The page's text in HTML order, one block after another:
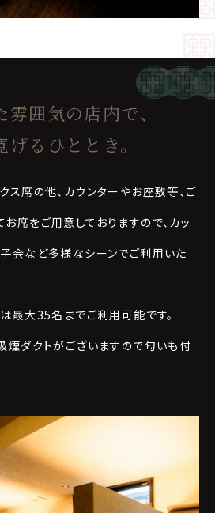
囲気の店内で、
るひととき。
ス席の他、カウンターやお座敷等、ご
席をご用意しておりますので、カッ
会など多様なシーンでご利用いた
最大35名までご利用可能です。
煙ダクトがございますので匂いも付